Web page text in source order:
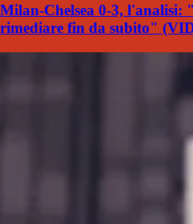
Milan-Chelsea 0-3, l'analisi:
rimediare fin da subito"